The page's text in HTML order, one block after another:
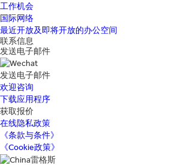
工作机会
国际网络
最近开放及即将开放的办公空间
联系信息
发送电子邮件
发送电子邮件
欢迎咨询
下载应用程序
获取报价
在线隐私政策
《条款与条件》
《Cookie政策》